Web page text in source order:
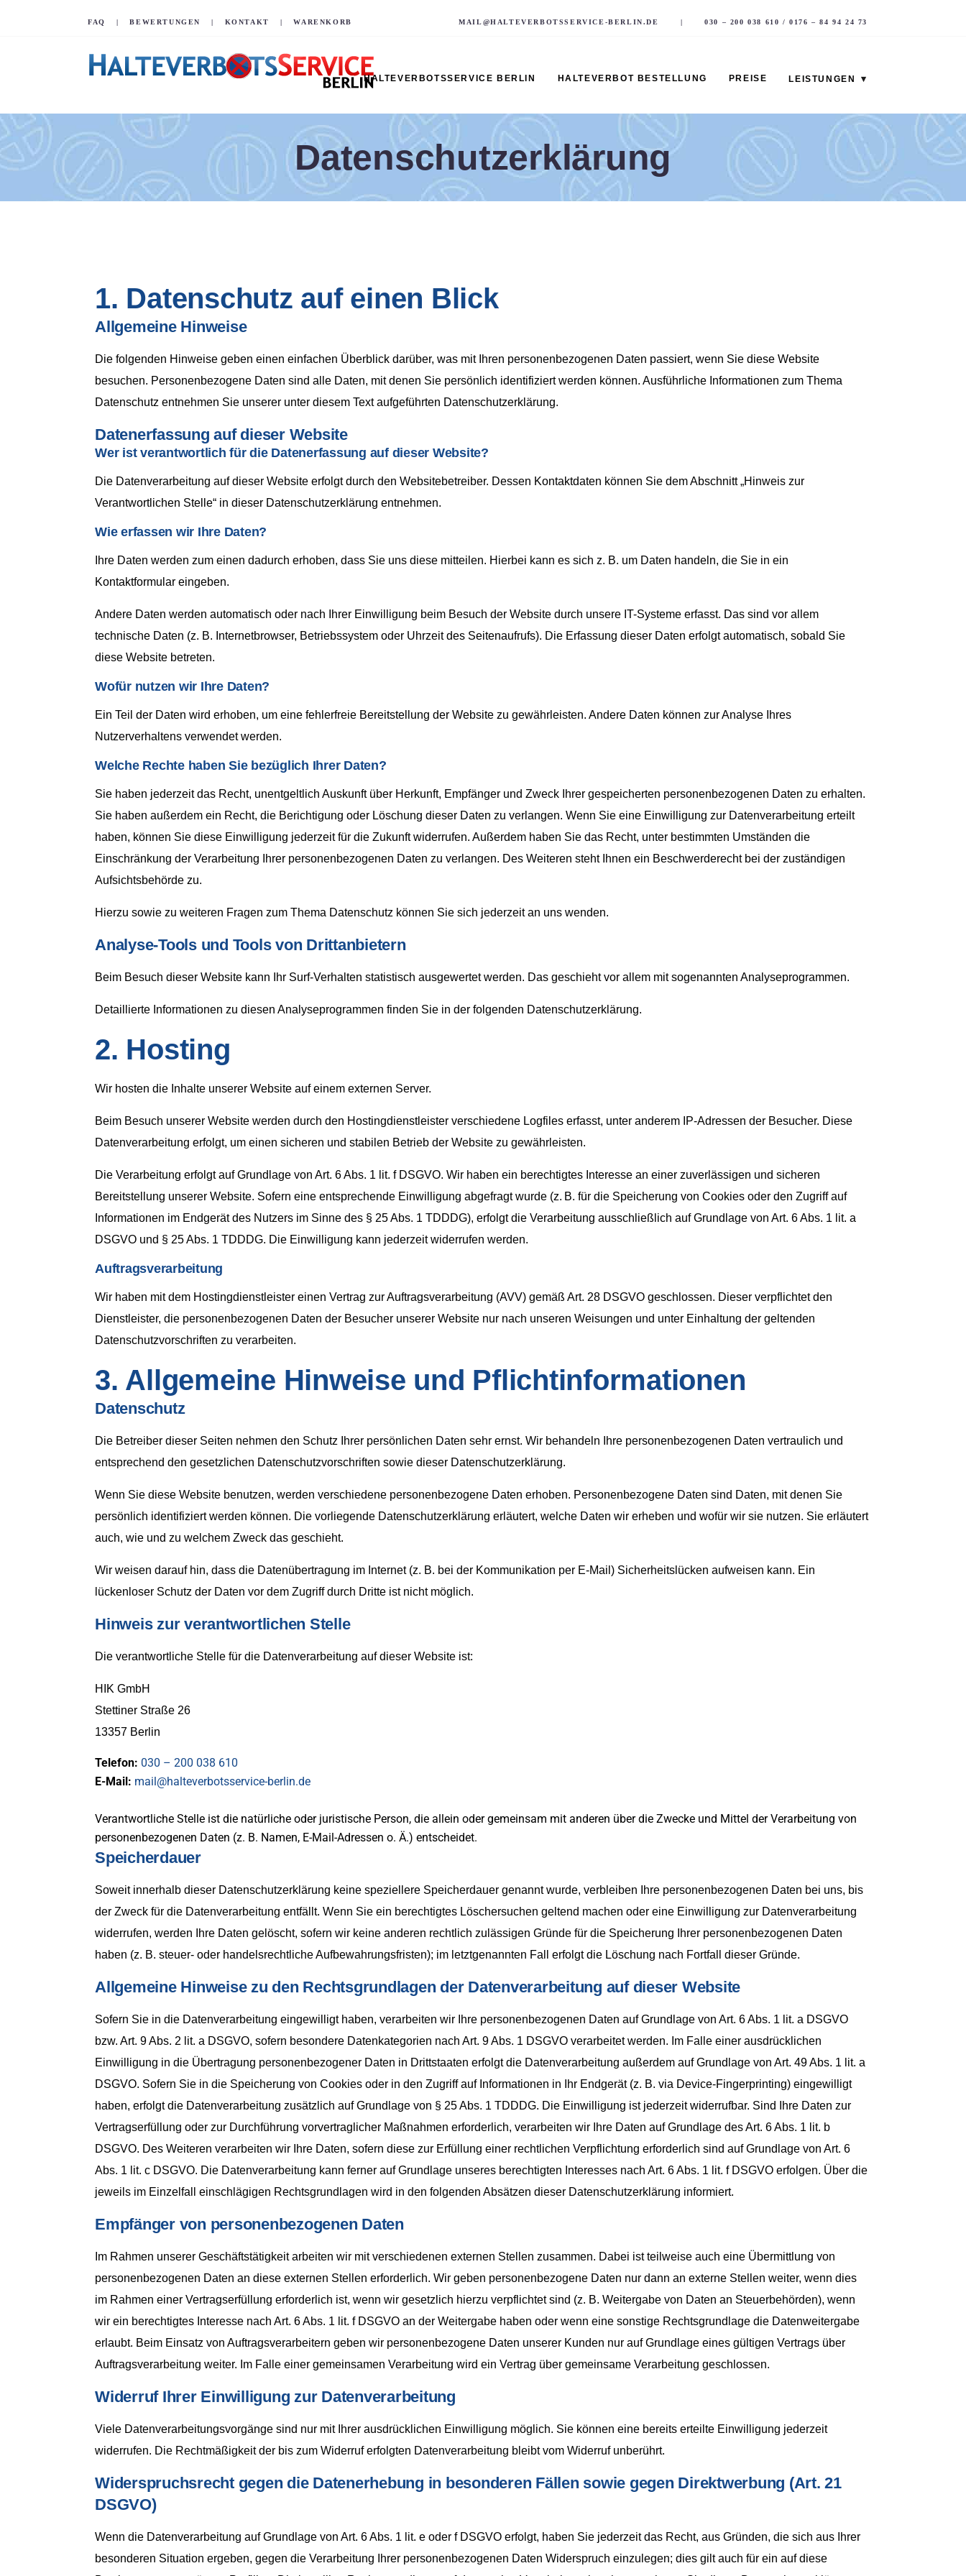
FAQ | BEWERTUNGEN | KONTAKT | WARENKORB MAIL@HALTEVERBOTSSERVICE-BERLIN.DE | 030 – 200 038 610 /0176 – 84 94 24 73
HALTEVERBOTSSERVICE BERLIN HALTEVERBOT BESTELLUNG PREISE LEISTUNGEN
Datenschutzerklärung
1. Datenschutz auf einen Blick
Allgemeine Hinweise
Die folgenden Hinweise geben einen einfachen Überblick darüber, was mit Ihren personenbezogenen Daten passiert, wenn Sie diese Website
besuchen. Personenbezogene Daten sind alle Daten, mit denen Sie persönlich identifiziert werden können. Ausführliche Informationen zum Thema
Datenschutz entnehmen Sie unserer unter diesem Text aufgeführten Datenschutzerklärung.
Datenerfassung auf dieser Website
Wer ist verantwortlich für die Datenerfassung auf dieser Website?
Die Datenverarbeitung auf dieser Website erfolgt durch den Websitebetreiber. Dessen Kontaktdaten können Sie dem Abschnitt „Hinweis zur
Verantwortlichen Stelle“ in dieser Datenschutzerklärung entnehmen.
Wie erfassen wir Ihre Daten?
Ihre Daten werden zum einen dadurch erhoben, dass Sie uns diese mitteilen. Hierbei kann es sich z. B. um Daten handeln, die Sie in ein
Kontaktformular eingeben.
Andere Daten werden automatisch oder nach Ihrer Einwilligung beim Besuch der Website durch unsere IT-Systeme erfasst. Das sind vor allem
technische Daten (z. B. Internetbrowser, Betriebssystem oder Uhrzeit des Seitenaufrufs). Die Erfassung dieser Daten erfolgt automatisch, sobald Sie
diese Website betreten.
Wofür nutzen wir Ihre Daten?
Ein Teil der Daten wird erhoben, um eine fehlerfreie Bereitstellung der Website zu gewährleisten. Andere Daten können zur Analyse Ihres
Nutzerverhaltens verwendet werden.
Welche Rechte haben Sie bezüglich Ihrer Daten?
Sie haben jederzeit das Recht, unentgeltlich Auskunft über Herkunft, Empfänger und Zweck Ihrer gespeicherten personenbezogenen Daten zu erhalten.
Sie haben außerdem ein Recht, die Berichtigung oder Löschung dieser Daten zu verlangen. Wenn Sie eine Einwilligung zur Datenverarbeitung erteilt
haben, können Sie diese Einwilligung jederzeit für die Zukunft widerrufen. Außerdem haben Sie das Recht, unter bestimmten Umständen die
Einschränkung der Verarbeitung Ihrer personenbezogenen Daten zu verlangen. Des Weiteren steht Ihnen ein Beschwerderecht bei der zuständigen
Aufsichtsbehörde zu.
Hierzu sowie zu weiteren Fragen zum Thema Datenschutz können Sie sich jederzeit an uns wenden.
Analyse-Tools und Tools von Drittanbietern
Beim Besuch dieser Website kann Ihr Surf-Verhalten statistisch ausgewertet werden. Das geschieht vor allem mit sogenannten Analyseprogrammen.
Detaillierte Informationen zu diesen Analyseprogrammen finden Sie in der folgenden Datenschutzerklärung.
2. Hosting
Wir hosten die Inhalte unserer Website auf einem externen Server.
Beim Besuch unserer Website werden durch den Hostingdienstleister verschiedene Logfiles erfasst, unter anderem IP-Adressen der Besucher. Diese
Datenverarbeitung erfolgt, um einen sicheren und stabilen Betrieb der Website zu gewährleisten.
Die Verarbeitung erfolgt auf Grundlage von Art. 6 Abs. 1 lit. f DSGVO. Wir haben ein berechtigtes Interesse an einer zuverlässigen und sicheren
Bereitstellung unserer Website. Sofern eine entsprechende Einwilligung abgefragt wurde (z. B. für die Speicherung von Cookies oder den Zugriff auf
Informationen im Endgerät des Nutzers im Sinne des § 25 Abs. 1 TDDDG), erfolgt die Verarbeitung ausschließlich auf Grundlage von Art. 6 Abs. 1 lit. a
DSGVO und § 25 Abs. 1 TDDDG. Die Einwilligung kann jederzeit widerrufen werden.
Auftragsverarbeitung
Wir haben mit dem Hostingdienstleister einen Vertrag zur Auftragsverarbeitung (AVV) gemäß Art. 28 DSGVO geschlossen. Dieser verpflichtet den
Dienstleister, die personenbezogenen Daten der Besucher unserer Website nur nach unseren Weisungen und unter Einhaltung der geltenden
Datenschutzvorschriften zu verarbeiten.
3. Allgemeine Hinweise und Pflichtinformationen
Datenschutz
Die Betreiber dieser Seiten nehmen den Schutz Ihrer persönlichen Daten sehr ernst. Wir behandeln Ihre personenbezogenen Daten vertraulich und
entsprechend den gesetzlichen Datenschutzvorschriften sowie dieser Datenschutzerklärung.
Wenn Sie diese Website benutzen, werden verschiedene personenbezogene Daten erhoben. Personenbezogene Daten sind Daten, mit denen Sie
persönlich identifiziert werden können. Die vorliegende Datenschutzerklärung erläutert, welche Daten wir erheben und wofür wir sie nutzen. Sie erläutert
auch, wie und zu welchem Zweck das geschieht.
Wir weisen darauf hin, dass die Datenübertragung im Internet (z. B. bei der Kommunikation per E-Mail) Sicherheitslücken aufweisen kann. Ein
lückenloser Schutz der Daten vor dem Zugriff durch Dritte ist nicht möglich.
Hinweis zur verantwortlichen Stelle
Die verantwortliche Stelle für die Datenverarbeitung auf dieser Website ist:
HIK GmbH
Stettiner Straße 26
13357 Berlin
Telefon: 030 – 200 038 610
E-Mail: mail@halteverbotsservice-berlin.de
Verantwortliche Stelle ist die natürliche oder juristische Person, die allein oder gemeinsam mit anderen über die Zwecke und Mittel der Verarbeitung von
personenbezogenen Daten (z. B. Namen, E-Mail-Adressen o. Ä.) entscheidet.
Speicherdauer
Soweit innerhalb dieser Datenschutzerklärung keine speziellere Speicherdauer genannt wurde, verbleiben Ihre personenbezogenen Daten bei uns, bis
der Zweck für die Datenverarbeitung entfällt. Wenn Sie ein berechtigtes Löschersuchen geltend machen oder eine Einwilligung zur Datenverarbeitung
widerrufen, werden Ihre Daten gelöscht, sofern wir keine anderen rechtlich zulässigen Gründe für die Speicherung Ihrer personenbezogenen Daten
haben (z. B. steuer- oder handelsrechtliche Aufbewahrungsfristen); im letztgenannten Fall erfolgt die Löschung nach Fortfall dieser Gründe.
Allgemeine Hinweise zu den Rechtsgrundlagen der Datenverarbeitung auf dieser Website
Sofern Sie in die Datenverarbeitung eingewilligt haben, verarbeiten wir Ihre personenbezogenen Daten auf Grundlage von Art. 6 Abs. 1 lit. a DSGVO
bzw. Art. 9 Abs. 2 lit. a DSGVO, sofern besondere Datenkategorien nach Art. 9 Abs. 1 DSGVO verarbeitet werden. Im Falle einer ausdrücklichen
Einwilligung in die Übertragung personenbezogener Daten in Drittstaaten erfolgt die Datenverarbeitung außerdem auf Grundlage von Art. 49 Abs. 1 lit. a
DSGVO. Sofern Sie in die Speicherung von Cookies oder in den Zugriff auf Informationen in Ihr Endgerät (z. B. via Device-Fingerprinting) eingewilligt
haben, erfolgt die Datenverarbeitung zusätzlich auf Grundlage von § 25 Abs. 1 TDDDG. Die Einwilligung ist jederzeit widerrufbar. Sind Ihre Daten zur
Vertragserfüllung oder zur Durchführung vorvertraglicher Maßnahmen erforderlich, verarbeiten wir Ihre Daten auf Grundlage des Art. 6 Abs. 1 lit. b
DSGVO. Des Weiteren verarbeiten wir Ihre Daten, sofern diese zur Erfüllung einer rechtlichen Verpflichtung erforderlich sind auf Grundlage von Art. 6
Abs. 1 lit. c DSGVO. Die Datenverarbeitung kann ferner auf Grundlage unseres berechtigten Interesses nach Art. 6 Abs. 1 lit. f DSGVO erfolgen. Über die
jeweils im Einzelfall einschlägigen Rechtsgrundlagen wird in den folgenden Absätzen dieser Datenschutzerklärung informiert.
Empfänger von personenbezogenen Daten
Im Rahmen unserer Geschäftstätigkeit arbeiten wir mit verschiedenen externen Stellen zusammen. Dabei ist teilweise auch eine Übermittlung von
personenbezogenen Daten an diese externen Stellen erforderlich. Wir geben personenbezogene Daten nur dann an externe Stellen weiter, wenn dies
im Rahmen einer Vertragserfüllung erforderlich ist, wenn wir gesetzlich hierzu verpflichtet sind (z. B. Weitergabe von Daten an Steuerbehörden), wenn
wir ein berechtigtes Interesse nach Art. 6 Abs. 1 lit. f DSGVO an der Weitergabe haben oder wenn eine sonstige Rechtsgrundlage die Datenweitergabe
erlaubt. Beim Einsatz von Auftragsverarbeitern geben wir personenbezogene Daten unserer Kunden nur auf Grundlage eines gültigen Vertrags über
Auftragsverarbeitung weiter. Im Falle einer gemeinsamen Verarbeitung wird ein Vertrag über gemeinsame Verarbeitung geschlossen.
Widerruf Ihrer Einwilligung zur Datenverarbeitung
Viele Datenverarbeitungsvorgänge sind nur mit Ihrer ausdrücklichen Einwilligung möglich. Sie können eine bereits erteilte Einwilligung jederzeit
widerrufen. Die Rechtmäßigkeit der bis zum Widerruf erfolgten Datenverarbeitung bleibt vom Widerruf unberührt.
Widerspruchsrecht gegen die Datenerhebung in besonderen Fällen sowie gegen Direktwerbung (Art. 21
DSGVO)
Wenn die Datenverarbeitung auf Grundlage von Art. 6 Abs. 1 lit. e oder f DSGVO erfolgt, haben Sie jederzeit das Recht, aus Gründen, die sich aus Ihrer
besonderen Situation ergeben, gegen die Verarbeitung Ihrer personenbezogenen Daten Widerspruch einzulegen; dies gilt auch für ein auf diese